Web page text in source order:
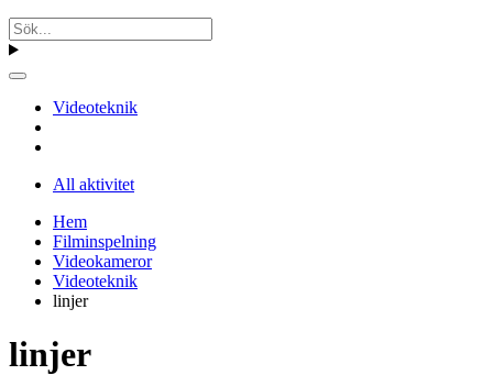
Videoteknik
All aktivitet
Hem
Filminspelning
Videokameror
Videoteknik
linjer
linjer